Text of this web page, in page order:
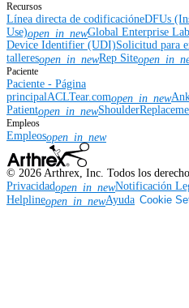
Recursos
Línea directa de codificacióneDFUs
Use)open_in_newGlobal Enterprise
Device Identifier (UDI)Solicitud para
talleresopen_in_newRep Site
Paciente
Paciente - Página
principalACLTear.comopen_in_new
Patientopen_in_new
Empleos
Empleosopen_in_new
© 2026 Arthrex, Inc. Todos los
Privacidadopen_in_newNotificación
Helplineopen_in_newAyuda Cookie